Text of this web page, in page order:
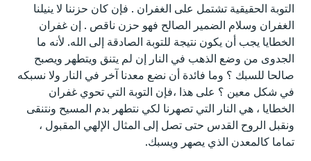
التوبة الحقيقية تشتمل على الغفران . فإن كان حزننا لا ينيلنا
الغفران وسلام الضمير الصالح فهو حزن ناقص . إن غفران
الخطايا يجب أن يكون نتيجة للتوبة الصادقة إلى الله. لأنه ما
الجدوى من وضع الذهب في النار إن لم يتنق ويتطهر ويصبح
صالحا للسبك ؟ وما فائدة أن نضع معدنا آخر في النار ولا نسبكه
في شكل معين ؟ على هذا ،فإن التوبة التي تحوي غفران
الخطايا ، هي النار التي تصهرنا لكي نتطهر بدم المسيح ونتنقى
ونقبل الروح القدس حتى تصل إلى المثال الإلهي المقبول ،
تماما كالمعدن الذي يصهر ويسبك.